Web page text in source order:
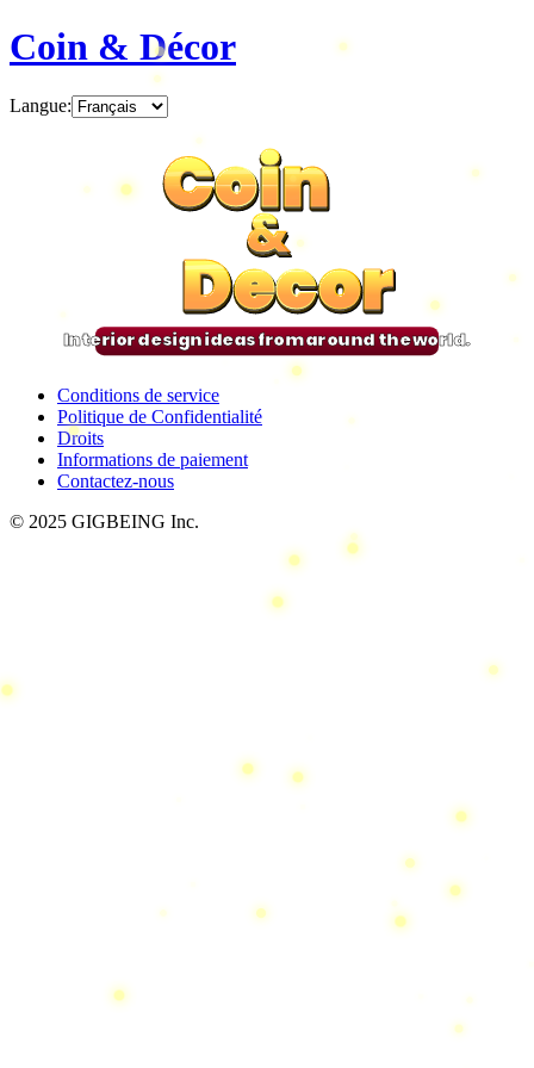
Coin & Décor
Langue:
Coin
&
Decor
Coin
&
Decor
Coin
&
Decor
Coin
&
Decor
Interior design ideas from around the world.
Conditions de service
Politique de Confidentialité
Droits
Informations de paiement
Contactez-nous
© 2025 GIGBEING Inc.